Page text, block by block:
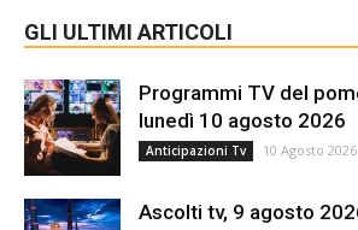
GLI ULTIMI ARTICOLI
Programmi TV del
lunedì 10 agosto 2026
Anticipazioni Tv 10 Agosto 2026
Ascolti tv, 9 agosto